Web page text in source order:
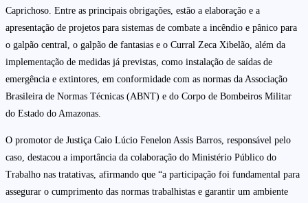
Caprichoso. Entre as principais obrigações, estão a elaboração e a
apresentação de projetos para sistemas de combate a incêndio e pânico para
o galpão central, o galpão de fantasias e o Curral Zeca Xibelão, além da
implementação de medidas já previstas, como instalação de saídas de
emergência e extintores, em conformidade com as normas da Associação
Brasileira de Normas Técnicas (ABNT) e do Corpo de Bombeiros Militar
do Estado do Amazonas.
O promotor de Justiça Caio Lúcio Fenelon Assis Barros, responsável pelo
caso, destacou a importância da colaboração do Ministério Público do
Trabalho nas tratativas, afirmando que “a participação foi fundamental para
assegurar o cumprimento das normas trabalhistas e garantir um ambiente